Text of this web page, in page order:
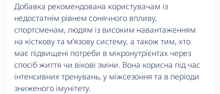
Добавка рекомендована користувачам із
недостатнім рівнем сонячного впливу,
спортсменам, людям із високим навантаженням
на кісткову та м’язову систему, а також тим, хто
має підвищені потреби в мікронутрієнтах через
спосіб життя чи вікові зміни. Вона корисна під час
інтенсивних тренувань, у міжсезоння та в періоди
зниженого імунітету.